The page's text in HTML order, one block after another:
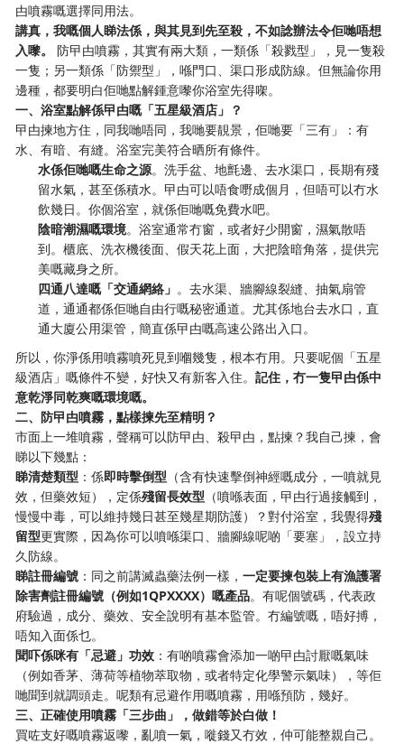
甴噴霧嘅選擇同用法。
講真，我嘅個人睇法係，與其見到先至殺，不如諗辦法令佢哋唔想
入嚟。
​ 防曱甴噴霧，其實有兩大類，一類係「殺戮型」，見一隻殺
一隻；另一類係「防禦型」，喺門口、渠口形成防線。但無論你用
邊種，都要明白佢哋點解鍾意嚟你浴室先得㗎。
一、浴室點解係曱甴嘅「五星級酒店」？
曱甴揀地方住，同我哋唔同，我哋要靚景，佢哋要「三有」：有
水、有暗、有縫。浴室完美符合晒所有條件。
水係佢哋嘅生命之源。洗手盆、地氈邊、去水渠口，長期有殘
留水氣，甚至係積水。曱甴可以唔食嘢成個月，但唔可以冇水
飲幾日。你個浴室，就係佢哋嘅免費水吧。
陰暗潮濕嘅環境。浴室通常冇窗，或者好少開窗，濕氣散唔
到。櫃底、洗衣機後面、假天花上面，大把陰暗角落，提供完
美嘅藏身之所。
四通八達嘅「交通網絡」 。去水渠、牆腳線裂縫、抽氣扇管
道，通通都係佢哋自由行嘅秘密通道。尤其係地台去水口，直
通大廈公用渠管，簡直係曱甴嘅高速公路出入口。
所以，你淨係用噴霧噴死見到嗰幾隻，根本冇用。只要呢個「五星
級酒店」嘅條件不變，好快又有新客入住。記住，冇一隻曱甴係中
意乾淨同乾爽嘅環境嘅。
二、防曱甴噴霧，點樣揀先至精明？
市面上一堆噴霧，聲稱可以防曱甴、殺曱甴，點揀？我自己揀，會
睇以下幾點：
睇清楚類型 ：係即時擊倒型 （含有快速擊倒神經嘅成分，一噴就見
效，但藥效短），定係殘留長效型 （噴喺表面，曱甴行過接觸到，
慢慢中毒，可以維持幾日甚至幾星期防護）？對付浴室，我覺得殘
留型更實際，因為你可以噴喺渠口、牆腳線呢啲「要塞」，設立持
久防線。
睇註冊編號 ：同之前講滅蟲藥法例一樣，一定要揀包裝上有漁護署
除害劑註冊編號（例如1QPXXXX）嘅產品。有呢個號碼，代表政
府驗過，成分、藥效、安全說明有基本監管。冇編號嘅，唔好搏，
唔知入面係乜。
聞吓係咪有「忌避」功效 ：有啲噴霧會添加一啲曱甴討厭嘅氣味
（例如香茅、薄荷等植物萃取物，或者特定化學警示氣味），等佢
哋聞到就調頭走。呢類有忌避作用嘅噴霧，用喺預防，幾好。
三、正確使用噴霧「三步曲」，做錯等於白做！
買咗支好嘅噴霧返嚟，亂噴一氣，嘥錢又冇效，仲可能整親自己。